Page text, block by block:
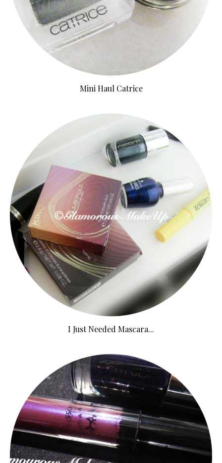
Mini Haul Catrice
I Just Needed Mascara...